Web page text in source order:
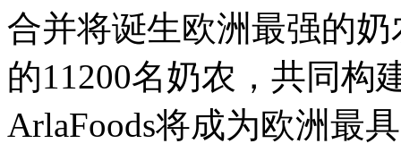
合并将诞生欧洲最强的
的11200名奶农，共同构
ArlaFoods将成为欧洲最